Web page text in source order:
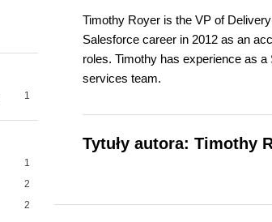
1
1
2
2
Timothy Royer is the VP of
Salesforce career in 2012 as an
roles. Timothy has experience as
services team.
Tytuły autora: Timothy